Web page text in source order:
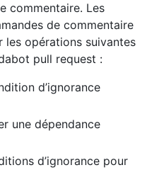
commentaire. Les
de commentaire
les opérations suivantes
pull request :
d’ignorance
une dépendance
d’ignorance pour